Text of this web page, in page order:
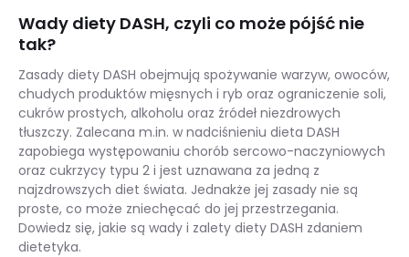
Wady diety DASH, czyli co może pójść nie
tak?
Zasady diety DASH obejmują spożywanie warzyw, owoców,
chudych produktów mięsnych i ryb oraz ograniczenie soli,
cukrów prostych, alkoholu oraz źródeł niezdrowych
tłuszczy. Zalecana m.in. w nadciśnieniu dieta DASH
zapobiega występowaniu chorób sercowo-naczyniowych
oraz cukrzycy typu 2 i jest uznawana za jedną z
najzdrowszych diet świata. Jednakże jej zasady nie są
proste, co może zniechęcać do jej przestrzegania.
Dowiedz się, jakie są wady i zalety diety DASH zdaniem
dietetyka.